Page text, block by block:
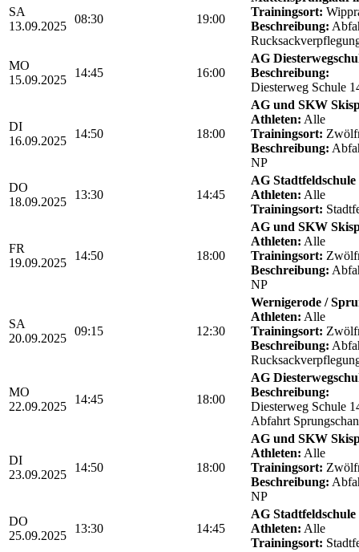
SA
13.09.2025
08:30 19:00
Trainingsort:
Beschreibung:
MO
15.09.2025
14:45 16:00
AG
Beschreibung:
Diesterweg Schule
DI
16.09.2025
14:50 18:00
AG und SKW
Athleten: Alle
Trainingsort:
Beschreibung:
NP
DO
18.09.2025
13:30 14:45
AG Stadtfeldschule
Athleten: Alle
Trainingsort:
FR
19.09.2025
14:50 18:00
AG und SKW
Athleten: Alle
Trainingsort:
Beschreibung:
NP
SA
20.09.2025
09:15 12:30
Wernigerode /
Athleten: Alle
Trainingsort:
Beschreibung:
MO
22.09.2025
14:45 18:00
AG
Beschreibung:
Diesterweg Schule
Abfahrt
DI
23.09.2025
14:50 18:00
AG und SKW
Athleten: Alle
Trainingsort:
Beschreibung:
NP
DO
25.09.2025
13:30 14:45
AG Stadtfeldschule
Athleten: Alle
Trainingsort: